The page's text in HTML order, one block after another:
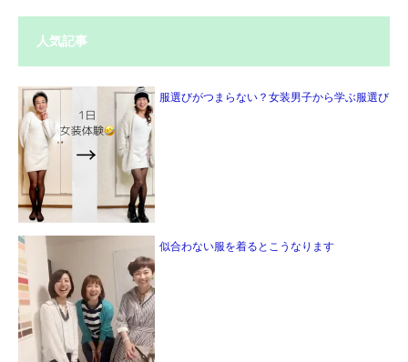
人気記事
服選びがつまらない？女装男子から学ぶ服選び
似合わない服を着るとこうなります